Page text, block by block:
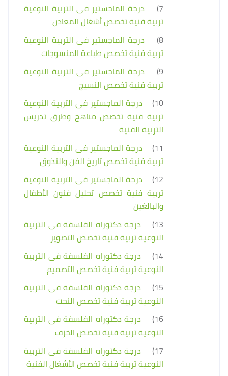
7)
درجة الماجستير فى التربية النوعية
تربية فنية تخصص أشغال المعادن
8)
درجة الماجستير فى التربية النوعية
تربية فنية تخصص طباعة المنسوجات
9)
درجة الماجستير فى التربية النوعية
تربية فنية تخصص النسيج
10)
درجة الماجستير فى التربية النوعية
تربية فنية تخصص مناهج وطرق تدريس
التربية الفنية
11)
درجة الماجستير فى التربية النوعية
تربية فنية تخصص تاريخ الفن والتذوق
12)
درجة الماجستير فى التربية النوعية
تربية فنية تخصص تحليل فنون الأطفال
والبالغين
13)
درجة دكتوراه الفلسفة فى التربية
النوعية تربية فنية تخصص التصوير
14)
درجة دكتوراه الفلسفة فى التربية
النوعية تربية فنية تخصص التصميم
15)
درجة دكتوراه الفلسفة فى التربية
النوعية تربية فنية تخصص النحت
16)
درجة دكتوراه الفلسفة فى التربية
النوعية تربية فنية تخصص الخزف
17)
درجة دكتوراه الفلسفة فى التربية
النوعية تربية فنية تخصص الأشغال الفنية